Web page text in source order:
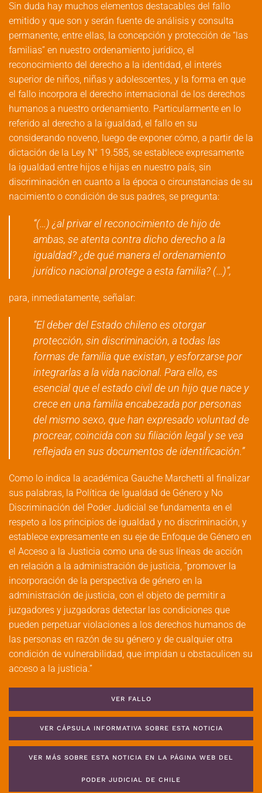
Sin duda hay muchos elementos destacables del fallo
emitido y que son y serán fuente de análisis y consulta
permanente, entre ellas, la concepción y protección de “las
familias” en nuestro ordenamiento jurídico, el
reconocimiento del derecho a la identidad, el interés
superior de niños, niñas y adolescentes, y la forma en que
el fallo incorpora el derecho internacional de los derechos
humanos a nuestro ordenamiento. Particularmente en lo
referido al derecho a la igualdad, el fallo en su
considerando noveno, luego de exponer cómo, a partir de la
dictación de la Ley N° 19.585, se establece expresamente
la igualdad entre hijos e hijas en nuestro país, sin
discriminación en cuanto a la época o circunstancias de su
nacimiento o condición de sus padres, se pregunta:
“(…) ¿al privar el reconocimiento de hijo de
ambas, se atenta contra dicho derecho a la
igualdad? ¿de qué manera el ordenamiento
jurídico nacional protege a esta familia? (…)”,
para, inmediatamente, señalar:
“El deber del Estado chileno es otorgar
protección, sin discriminación, a todas las
formas de familia que existan, y esforzarse por
integrarlas a la vida nacional. Para ello, es
esencial que el estado civil de un hijo que nace y
crece en una familia encabezada por personas
del mismo sexo, que han expresado voluntad de
procrear, coincida con su filiación legal y se vea
reflejada en sus documentos de identificación.”
Como lo indica la académica Gauche Marchetti al finalizar
sus palabras, la Política de Igualdad de Género y No
Discriminación del Poder Judicial se fundamenta en el
respeto a los principios de igualdad y no discriminación, y
establece expresamente en su eje de Enfoque de Género en
el Acceso a la Justicia como una de sus líneas de acción
en relación a la administración de justicia, “promover la
incorporación de la perspectiva de género en la
administración de justicia, con el objeto de permitir a
juzgadores y juzgadoras detectar las condiciones que
pueden perpetuar violaciones a los derechos humanos de
las personas en razón de su género y de cualquier otra
condición de vulnerabilidad, que impidan u obstaculicen su
acceso a la justicia.”
VER FALLO
VER CÁPSULA INFORMATIVA SOBRE ESTA NOTICIA
VER MÁS SOBRE ESTA NOTICIA EN LA PÁGINA WEB DEL
PODER JUDICIAL DE CHILE